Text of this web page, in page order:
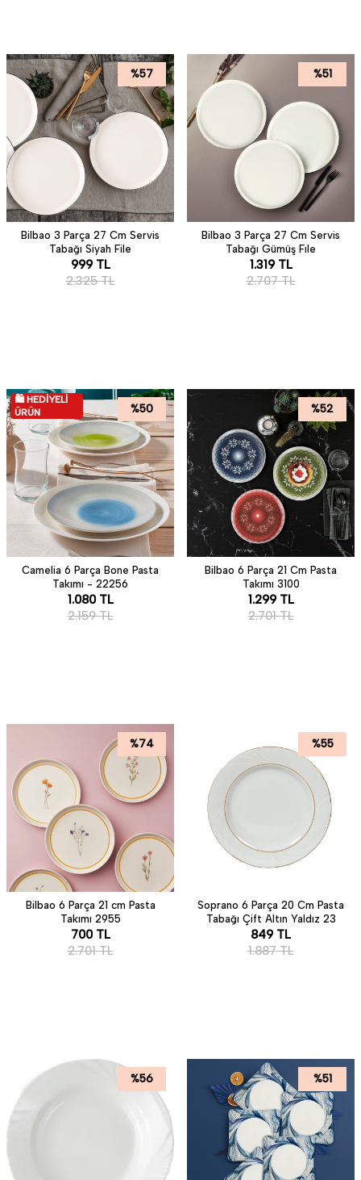
%57
Bilbao 3 Parça 27 Cm Servis
Tabağı Siyah File
999TL
2.325TL
%51
Bilbao 3 Parça 27 Cm Servis
Tabağı Gümüş Fıle
1.319TL
2.707TL
%50
🛍️ HEDİYELİ
ÜRÜN
Camelia 6 Parça Bone Pasta
Takımı - 22256
1.080TL
2.159TL
%52
Bilbao 6 Parça 21 Cm Pasta
Takımı 3100
1.299TL
2.701TL
%74
Bilbao 6 Parça 21 cm Pasta
Takımı 2955
700TL
2.701TL
%55
Soprano 6 Parça 20 Cm Pasta
Tabağı Çift Altın Yaldız 23
849TL
1.887TL
%56 %51